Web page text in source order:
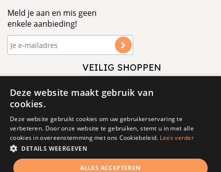
Meld je aan en mis geen
enkele aanbieding!
VEILIG SHOPPEN
Deze website maakt gebruik van
cookies.
Deze website gebruikt cookies om uw gebruikerservaring te
verbeteren. Door onze website te gebruiken, stemt u in met alle
cookies in overeenstemming met ons Cookiebeleid. Lees verder
DETAILS WEERGEVEN
ALLES ACCEPTEREN